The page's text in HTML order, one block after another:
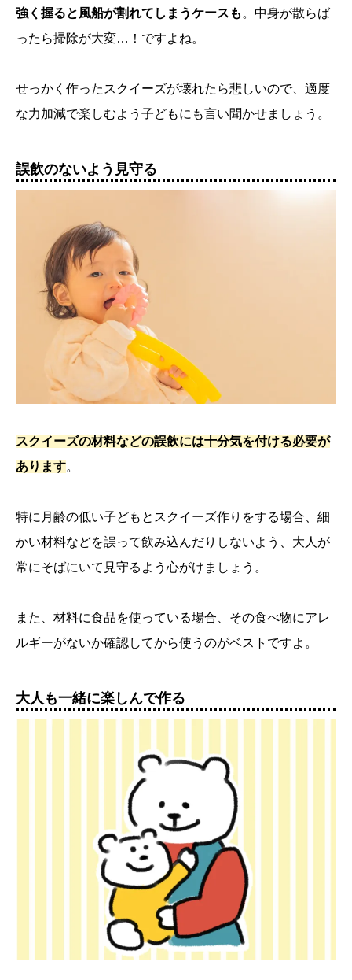
強く握ると風船が割れてしまうケースも 。中身が散らば
ったら掃除が大変…！ですよね。
せっかく作ったスクイーズが壊れたら悲しいので、適度
な力加減で楽しむよう子どもにも言い聞かせましょう。
誤飲のないよう見守る
スクイーズの材料などの誤飲には十分気を付ける必要が
あります。
特に月齢の低い子どもとスクイーズ作りをする場合、細
かい材料などを誤って飲み込んだりしないよう、大人が
常にそばにいて見守るよう心がけましょう。
また、材料に食品を使っている場合、その食べ物にアレ
ルギーがないか確認してから使うのがベストですよ。
大人も一緒に楽しんで作る